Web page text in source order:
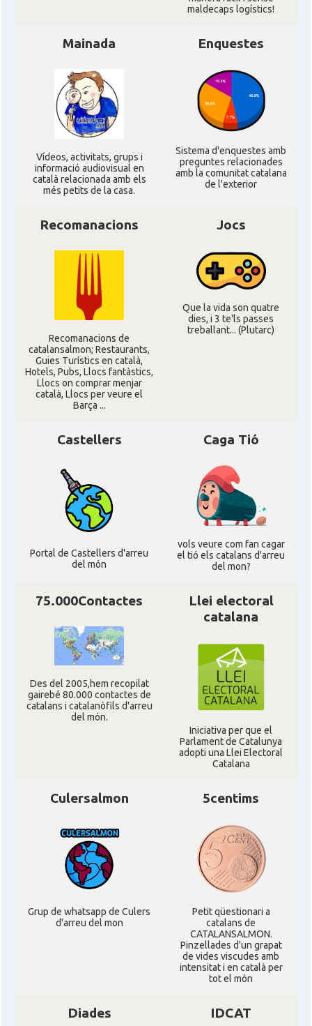
maldecaps logí­stics!
Mainada
Ví­deos, activitats, grups i
informació audiovisual en
català relacionada amb els
més petits de la casa.
Enquestes
Sistema d'enquestes amb
preguntes relacionades
amb la comunitat catalana
de l'exterior
Recomanacions
Recomanacions de
catalansalmon; Restaurants,
Guies Turístics en català,
Hotels, Pubs, Llocs fantàstics,
Llocs on comprar menjar
català, Llocs per veure el
Barça ...
Jocs
Que la vida son quatre
dies, i 3 te'ls passes
treballant... (Plutarc)
Castellers
Portal de Castellers d'arreu
del món
Caga Tió
vols veure com fan cagar
el tió els catalans d'arreu
del mon?
75.000Contactes
Des del 2005,hem recopilat
gairebé 80.000 contactes de
catalans i catalanòfils d'arreu
del món.
Llei electoral
catalana
Iniciativa per que el
Parlament de Catalunya
adopti una Llei Electoral
Catalana
Culersalmon
Grup de whatsapp de Culers
d'arreu del mon
5centims
Petit qüestionari a
catalans de
CATALANSALMON.
Pinzellades d'un grapat
de vides viscudes amb
intensitat i en català per
tot el món
Diades IDCAT